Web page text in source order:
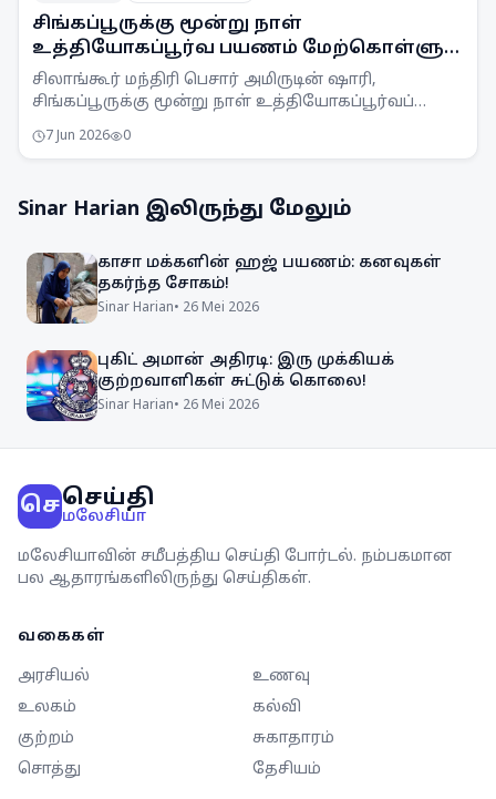
சிங்கப்பூருக்கு மூன்று நாள்
உத்தியோகப்பூர்வ பயணம் மேற்கொள்ளும்
சிலாங்கூர் மந்திரி பெசார்
சிலாங்கூர் மந்திரி பெசார் அமிருடின் ஷாரி,
சிங்கப்பூருக்கு மூன்று நாள் உத்தியோகப்பூர்வப்
பொருளாதாரத் திட்டமிடல் மற்றும் முதலீடு குறித்து
7 Jun 2026 0
Sinar Harian இலிருந்து மேலும்
காசா மக்களின் ஹஜ் பயணம்: கனவுகள்
தகர்ந்த சோகம்!
Sinar Harian• 26 Mei 2026
புகிட் அமான் அதிரடி: இரு முக்கியக்
குற்றவாளிகள் சுட்டுக் கொலை!
Sinar Harian• 26 Mei 2026
செசெய்தி
மலேசியா
மலேசியாவின் சமீபத்திய செய்தி போர்டல். நம்பகமான
பல ஆதாரங்களிலிருந்து செய்திகள்.
வகைகள்
அரசியல்
உணவு
உலகம்
கல்வி
குற்றம்
சுகாதாரம்
சொத்து
தேசியம்